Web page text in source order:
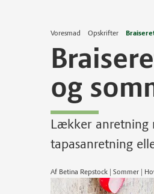
Voresmad Opskrifter
og
Lækker anretning
tapasanretning
Af Betina Repstock | Sommer |